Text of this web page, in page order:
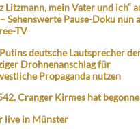
Litzmann, mein Vater und ich“
Sehenswerte Pause-Doku nun
TV
deutsche Lautsprecher
Drohnenanschlag für
Propaganda nutzen
Cranger Kirmes hat
live in Münster